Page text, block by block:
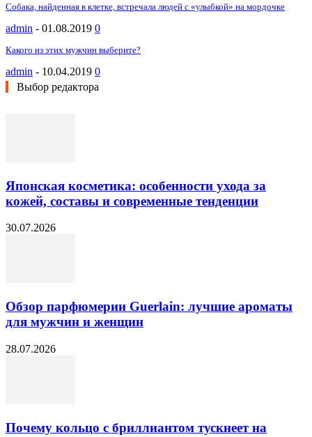
Собака, найденная в клетке, встречала людей с «улыбкой» на мордочке
admin - 01.08.2019 0
Какого из этих мужчин выберите?
admin - 10.04.2019 0
Выбор редактора
Японская косметика: особенности ухода за
кожей, составы и современные тенденции
30.07.2026
Обзор парфюмерии Guerlain: лучшие ароматы
для мужчин и женщин
28.07.2026
Почему кольцо с бриллиантом тускнеет на